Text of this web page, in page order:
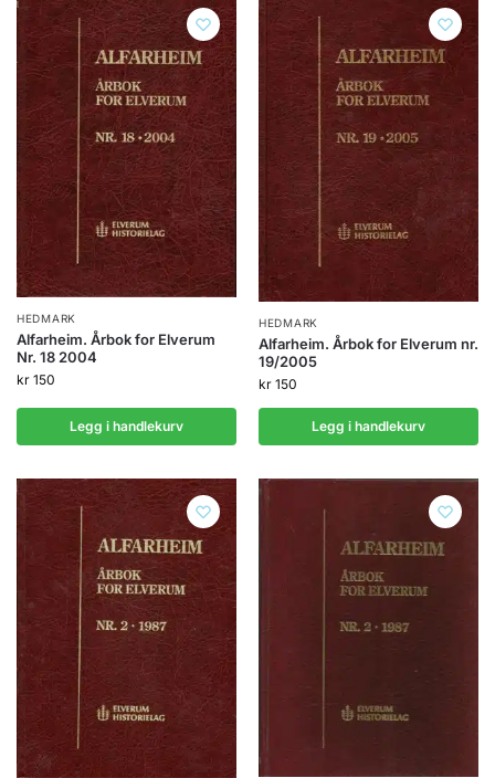
HEDMARK
Alfarheim. Årbok for Elverum
Nr. 18 2004
kr 150
Legg i handlekurv
HEDMARK
Alfarheim. Årbok for Elverum nr.
19/2005
kr 150
Legg i handlekurv